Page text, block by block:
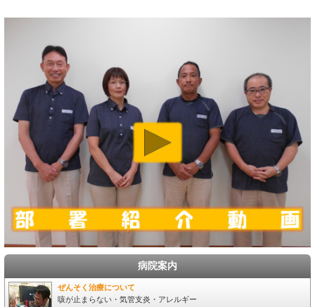
病院案内
ぜんそく治療について
咳が止まらない・気管支炎・アレルギー